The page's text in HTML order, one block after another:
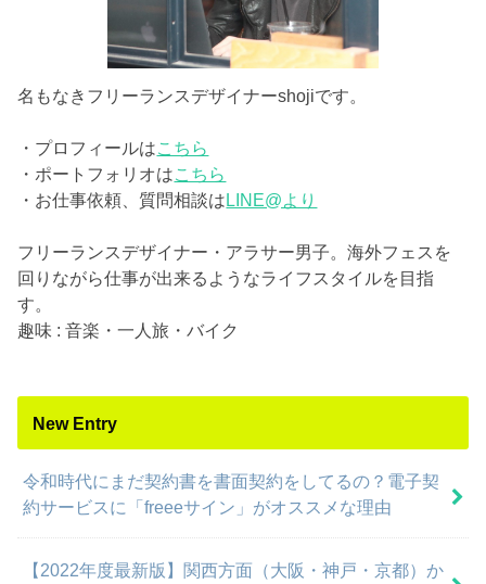
名もなきフリーランスデザイナーshojiです。
・プロフィールはこちら
・ポートフォリオはこちら
・お仕事依頼、質問相談はLINE@より
フリーランスデザイナー・アラサー男子。海外フェスを
回りながら仕事が出来るようなライフスタイルを目指
す。
趣味 : 音楽・一人旅・バイク
New Entry
令和時代にまだ契約書を書面契約をしてるの？電子契
約サービスに「freeeサイン」がオススメな理由
【2022年度最新版】関西方面（大阪・神戸・京都）か